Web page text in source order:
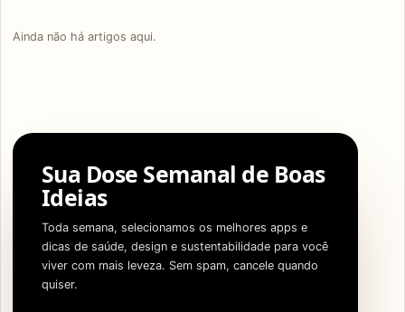
Ainda não há artigos aqui.
Sua Dose Semanal de Boas
Ideias
Toda semana, selecionamos os melhores apps e
dicas de saúde, design e sustentabilidade para você
viver com mais leveza. Sem spam, cancele quando
quiser.